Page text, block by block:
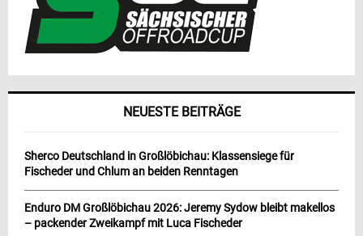
NEUESTE BEITRÄGE
Sherco Deutschland in Großlöbichau: Klassensiege für
Fischeder und Chlum an beiden Renntagen
Enduro DM Großlöbichau 2026: Jeremy Sydow bleibt makellos
– packender Zweikampf mit Luca Fischeder